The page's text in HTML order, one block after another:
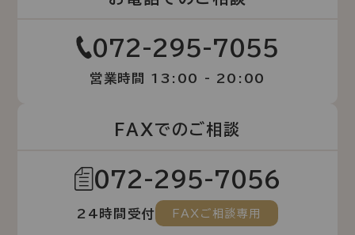
072-295-7055
営業時間 13:00 - 20:00
FAXでのご相談
072-295-7056
24時間受付 FAXご相談専用